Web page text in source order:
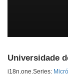
Universidade
i18n.one.Series: